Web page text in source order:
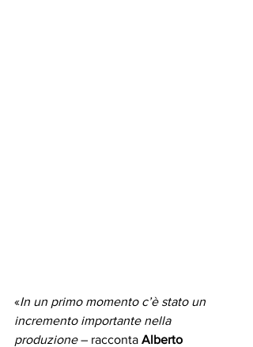
«In un primo momento c’è stato un
incremento importante nella
produzione – racconta Alberto